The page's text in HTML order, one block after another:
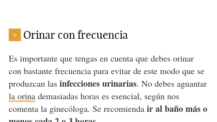
+ Orinar con frecuencia
Es importante que tengas en cuenta que debes orinar
con bastante frecuencia para evitar de este modo que se
produzcan lasinfecciones urinarias. No debes aguantar
la orinademasiadas horas es esencial, según nos
comenta la ginecóloga. Se recomienda ir al baño más o